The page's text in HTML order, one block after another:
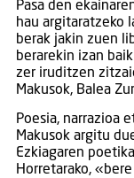
Pasa den
hau argitaratzeko
berak jakin zuen
berarekin izan
zer iruditzen
Makusok, Balea
Poesia, narrazioa
Makusok argitu
Ezkiagaren
Horretarako,